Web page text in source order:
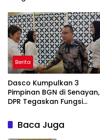
Berita
Dasco Kumpulkan 3
Pimpinan BGN di Senayan,
DPR Tegaskan Fungsi
Baca Juga